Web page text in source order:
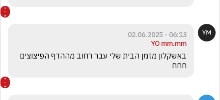
06:13 - 02.06.2025
YO mm.mm
חחח